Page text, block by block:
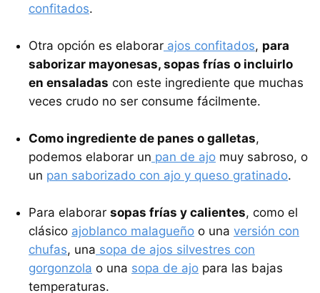
confitados.
Otra opción es elaborar ajos confitados, para
saborizar mayonesas, sopas frías o incluirlo
en ensaladas con este ingrediente que muchas
veces crudo no ser consume fácilmente.
Como ingrediente de panes o galletas,
podemos elaborar un pan de ajo muy sabroso, o
un pan saborizado con ajo y queso gratinado.
Para elaborar sopas frías y calientes, como el
clásico ajoblanco malagueño o una versión con
chufas, una sopa de ajos silvestres con
gorgonzola o una sopa de ajo para las bajas
temperaturas.